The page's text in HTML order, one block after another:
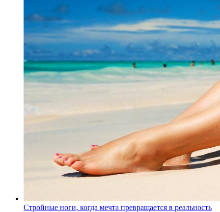
Стройные ноги, когда мечта превращается в реальность